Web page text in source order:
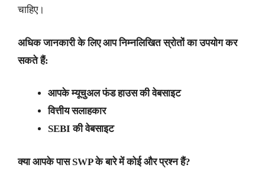
चाहिए।
अधिक जानकारी के लिए आप निम्नलिखित स्रोतों का उपयोग कर
सकते हैं:
आपके म्यूचुअल फंड हाउस की वेबसाइट
वित्तीय सलाहकार
SEBI की वेबसाइट
क्या आपके पास SWP के बारे में कोई और प्रश्न हैं?